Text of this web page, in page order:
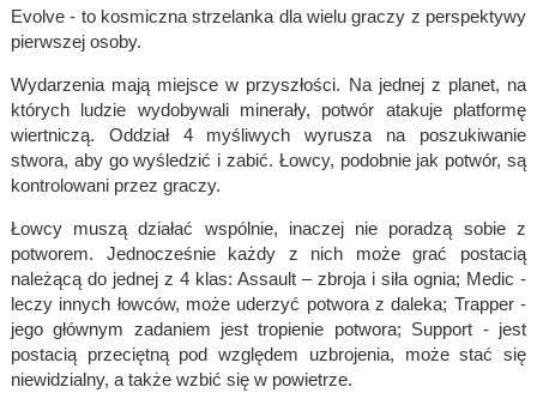
Evolve - to kosmiczna strzelanka dla wielu graczy z perspektywy
pierwszej osoby.
Wydarzenia mają miejsce w przyszłości. Na jednej z planet, na
których ludzie wydobywali minerały, potwór atakuje platformę
wiertniczą. Oddział 4 myśliwych wyrusza na poszukiwanie
stwora, aby go wyśledzić i zabić. Łowcy, podobnie jak potwór, są
kontrolowani przez graczy.
Łowcy muszą działać wspólnie, inaczej nie poradzą sobie z
potworem. Jednocześnie każdy z nich może grać postacią
należącą do jednej z 4 klas: Assault – zbroja i siła ognia; Medic -
leczy innych łowców, może uderzyć potwora z daleka; Trapper -
jego głównym zadaniem jest tropienie potwora; Support - jest
postacią przeciętną pod względem uzbrojenia, może stać się
niewidzialny, a także wzbić się w powietrze.